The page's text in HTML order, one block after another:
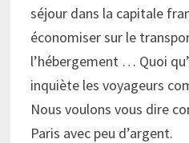
séjour dans la capitale
économiser sur le
l’hébergement … Quoi
inquiète les voyageurs
Nous voulons vous dire
Paris avec peu d’argent.